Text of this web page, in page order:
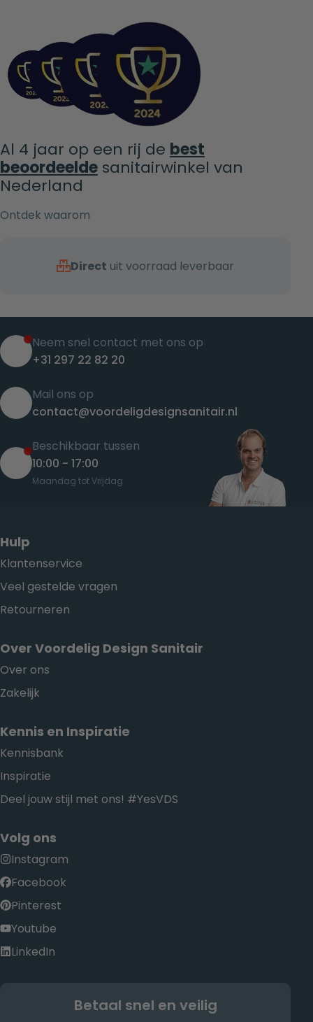
Al 4 jaar op een rij de best
beoordeelde sanitairwinkel van
Nederland
Ontdek waarom
Direct uit voorraad leverbaar
Neem snel contact met ons op
+31 297 22 82 20
Mail ons op
contact@voordeligdesignsanitair.nl
Beschikbaar tussen
10:00 - 17:00
Maandag tot Vrijdag
Hulp
Klantenservice
Veel gestelde vragen
Retourneren
Over Voordelig Design Sanitair
Over ons
Zakelijk
Kennis en Inspiratie
Kennisbank
Inspiratie
Deel jouw stijl met ons! #YesVDS
Volg ons
Instagram
Facebook
Pinterest
Youtube
LinkedIn
Betaal snel en veilig